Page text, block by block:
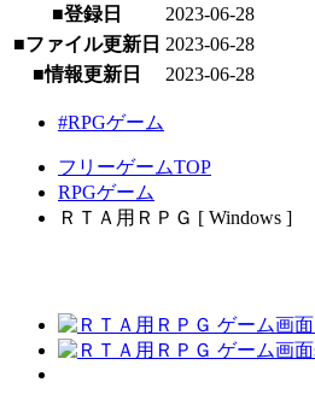
■登録日
2023-06-28
■ファイル更新日 2023-06-28
■情報更新日
2023-06-28
#RPGゲーム
フリーゲームTOP
RPGゲーム
ＲＴＡ用ＲＰＧ [ Windows ]